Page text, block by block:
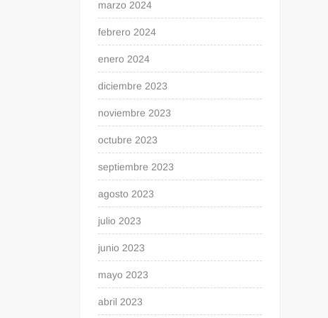
marzo 2024
febrero 2024
enero 2024
diciembre 2023
noviembre 2023
octubre 2023
septiembre 2023
agosto 2023
julio 2023
junio 2023
mayo 2023
abril 2023